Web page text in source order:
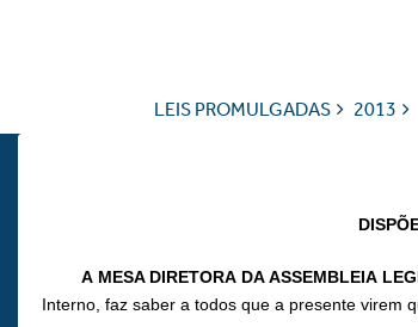
LEIS PROMULGADAS 2013
A MESA DIRETORA DA ASSEMBLEIA
Interno, faz saber a todos que a presente virem